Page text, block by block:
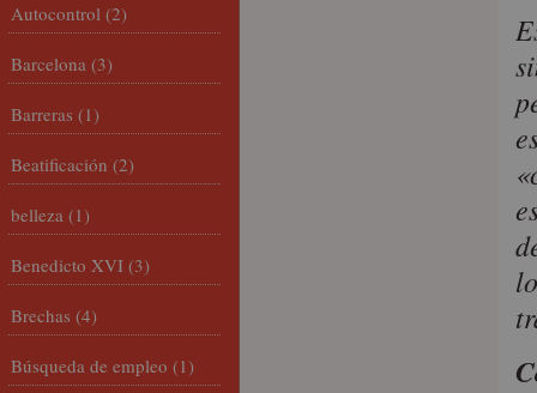
Autocontrol (2)
Barcelona (3)
Barreras (1)
Beatificación (2)
belleza (1)
Benedicto XVI (3)
Brechas (4)
Búsqueda de empleo (1)